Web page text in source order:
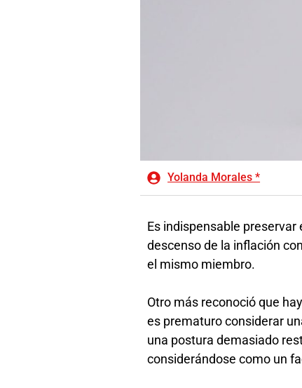
Yolanda Morales *
Es indispensable
descenso de la inflación
el mismo miembro.
Otro más reconoció que
es prematuro considerar
una postura demasiado
considerándose como un